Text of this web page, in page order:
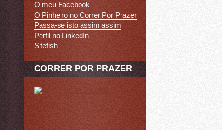
O meu Facebook
O Pinheiro no Correr Por Prazer
Passa-se isto assim assim
Perfil no LinkedIn
Sitefish
CORRER POR PRAZER